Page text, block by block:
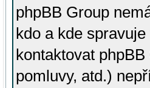
phpBB Group
kdo a kde
kontaktovat
pomluvy, atd.)